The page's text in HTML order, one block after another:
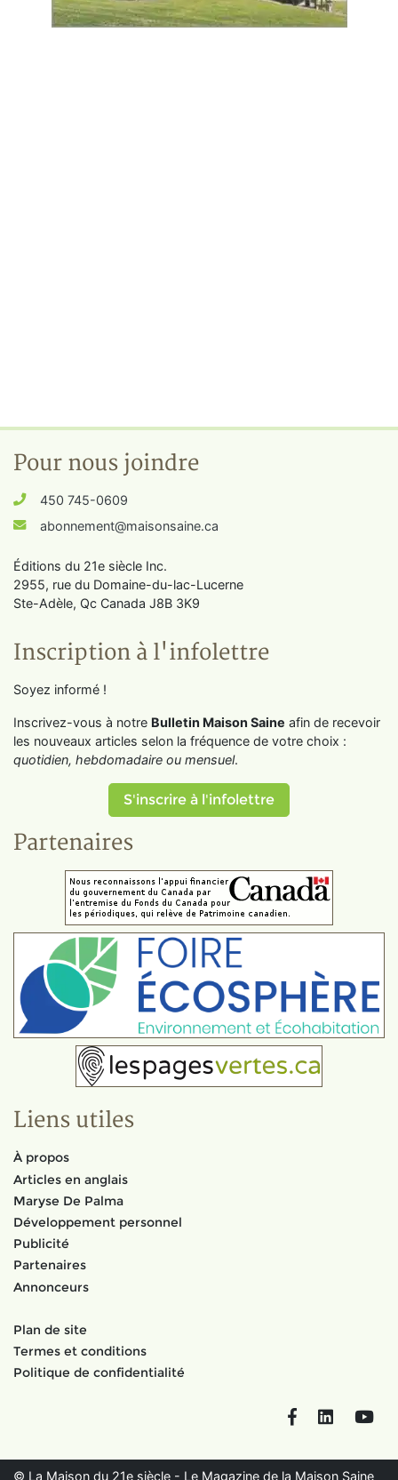
Pour nous joindre
450 745-0609
abonnement@maisonsaine.ca
Éditions du 21e siècle Inc.
2955, rue du Domaine-du-lac-Lucerne
Ste-Adèle, Qc Canada J8B 3K9
Inscription à l'infolettre
Soyez informé !
Inscrivez-vous à notre Bulletin Maison Saine afin de recevoir
les nouveaux articles selon la fréquence de votre choix :
quotidien, hebdomadaire ou mensuel.
S'inscrire à l'infolettre
Partenaires
Liens utiles
À propos
Articles en anglais
Maryse De Palma
Développement personnel
Publicité
Partenaires
Annonceurs
Plan de site
Termes et conditions
Politique de confidentialité
FacebookLinkedIn
© La Maison du 21e siècle - Le Magazine de la Maison Saine